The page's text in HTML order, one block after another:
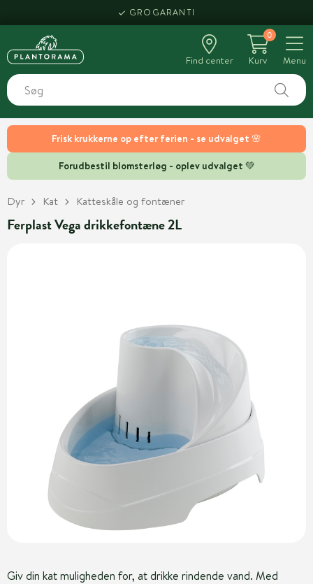
Frisk krukkerne op efter ferien - se udvalget 🌸
Forudbestil blomsterløg - oplev udvalget 💚
GROGARANTI
Find center
0
Kurv
Menu
Dyr Kat Katteskåle og fontæner
Ferplast Vega drikkefontæne 2L
Giv din kat muligheden for, at drikke rindende vand. Med